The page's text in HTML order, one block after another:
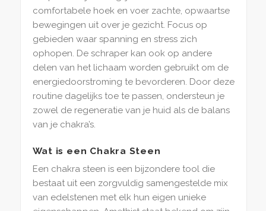
comfortabele hoek en voer zachte, opwaartse
bewegingen uit over je gezicht. Focus op
gebieden waar spanning en stress zich
ophopen. De schraper kan ook op andere
delen van het lichaam worden gebruikt om de
energiedoorstroming te bevorderen. Door deze
routine dagelijks toe te passen, ondersteun je
zowel de regeneratie van je huid als de balans
van je chakra’s.
Wat is een Chakra Steen
Een chakra steen is een bijzondere tool die
bestaat uit een zorgvuldig samengestelde mix
van edelstenen met elk hun eigen unieke